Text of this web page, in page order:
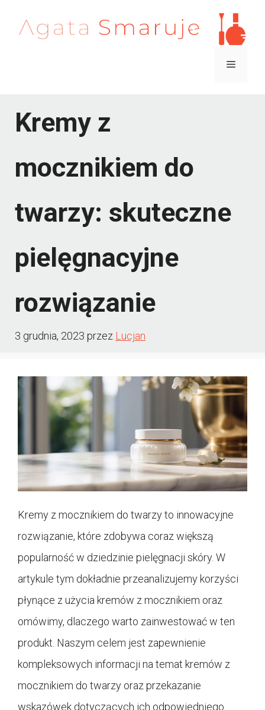
Menu
Kremy z
mocznikiem do
twarzy: skuteczne
pielęgnacyjne
rozwiązanie
3 grudnia, 2023 przez Lucjan
Kremy z mocznikiem do twarzy to innowacyjne
rozwiązanie, które zdobywa coraz większą
popularność w dziedzinie pielęgnacji skóry. W
artykule tym dokładnie przeanalizujemy korzyści
płynące z użycia kremów z mocznikiem oraz
omówimy, dlaczego warto zainwestować w ten
produkt. Naszym celem jest zapewnienie
kompleksowych informacji na temat kremów z
mocznikiem do twarzy oraz przekazanie
wskazówek dotyczących ich odpowiedniego